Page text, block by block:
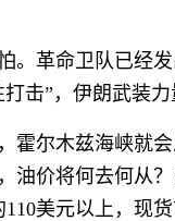
。革命卫队已经
击”，伊朗武装力
霍尔木兹海峡就
油价将何去何从
美元以上，现